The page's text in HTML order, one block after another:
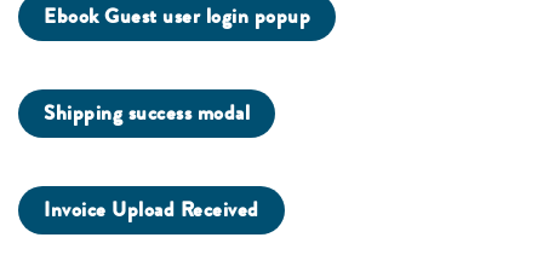
Ebook Guest user login popup
Shipping success modal
Invoice Upload Received